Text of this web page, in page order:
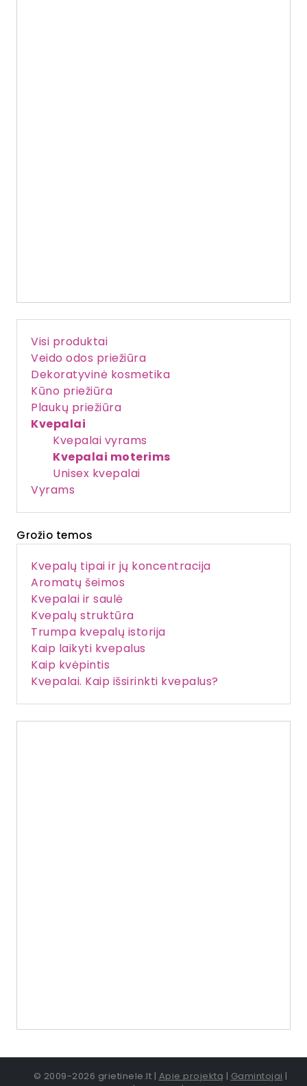
Visi produktai
Veido odos priežiūra
Dekoratyvinė kosmetika
Kūno priežiūra
Plaukų priežiūra
Kvepalai
Kvepalai vyrams
Kvepalai moterims
Unisex kvepalai
Vyrams
Grožio temos
Kvepalų tipai ir jų koncentracija
Aromatų šeimos
Kvepalai ir saulė
Kvepalų struktūra
Trumpa kvepalų istorija
Kaip laikyti kvepalus
Kaip kvėpintis
Kvepalai. Kaip išsirinkti kvepalus?
© 2009-2026 grietinele.lt | Apie projektą | Gamintojai |